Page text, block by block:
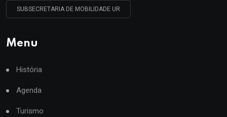
SUBSECRETARIA DE MOBILIDADE UR
Menu
História
Agenda
Turismo